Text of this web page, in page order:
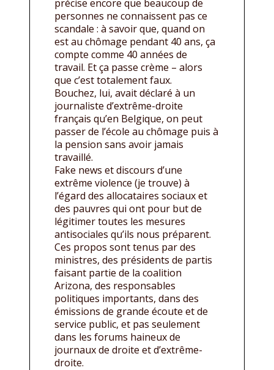
précise encore que beaucoup de
personnes ne connaissent pas ce
scandale : à savoir que, quand on
est au chômage pendant 40 ans, ça
compte comme 40 années de
travail. Et ça passe crème – alors
que c’est totalement faux.
Bouchez, lui, avait déclaré à un
journaliste d’extrême-droite
français qu’en Belgique, on peut
passer de l’école au chômage puis à
la pension sans avoir jamais
travaillé.
Fake news et discours d’une
extrême violence (je trouve) à
l’égard des allocataires sociaux et
des pauvres qui ont pour but de
légitimer toutes les mesures
antisociales qu’ils nous préparent.
Ces propos sont tenus par des
ministres, des présidents de partis
faisant partie de la coalition
Arizona, des responsables
politiques importants, dans des
émissions de grande écoute et de
service public, et pas seulement
dans les forums haineux de
journaux de droite et d’extrême-
droite.